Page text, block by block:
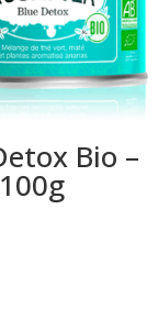
Bio –